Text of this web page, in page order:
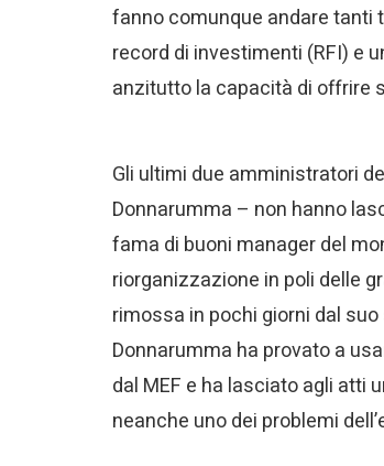
fanno comunque andare tanti
record di investimenti (RFI) e
anzitutto la capacità di offrire
Gli ultimi due amministratori
Donnarumma – non hanno
fama di buoni manager del
riorganizzazione in poli delle
rimossa in pochi giorni dal
Donnarumma ha provato a
dal MEF e ha lasciato agli atti
neanche uno dei problemi